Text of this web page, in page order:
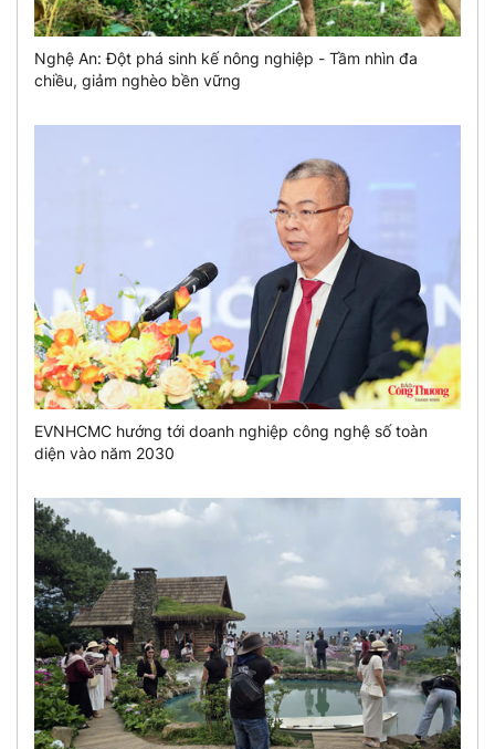
Nghệ An: Đột phá sinh kế nông nghiệp - Tầm nhìn đa
chiều, giảm nghèo bền vững
EVNHCMC hướng tới doanh nghiệp công nghệ số toàn
diện vào năm 2030